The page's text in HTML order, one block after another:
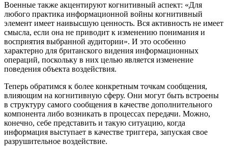
Военные также акцентируют когнитивный аспект: «Для
любого практика информационной войны когнитивный
элемент имеет наивысшую ценность. Вся активность не имеет
смысла, если она не приводит к изменению понимания и
восприятия выбранной аудитории». И это особенно
характерно для британского видения информационных
операций, поскольку в них целью является изменение
поведения объекта воздействия.
Теперь обратимся к более конкретным точкам сообщения,
влияющим на когнитивную сферу. Они могут быть встроены
в структуру самого сообщения в качестве дополнительного
компонента либо возникать в процессах передачи. Можно,
конечно, себе представить и такую ситуацию, когда
информация выступает в качестве триггера, запуская свое
разрушительное воздействие.